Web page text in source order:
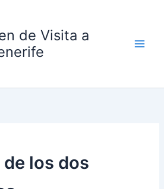
de Visita a
los dos